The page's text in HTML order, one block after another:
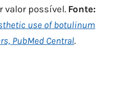
valor possível. Fonte:
use of botulinum
PubMed Central.